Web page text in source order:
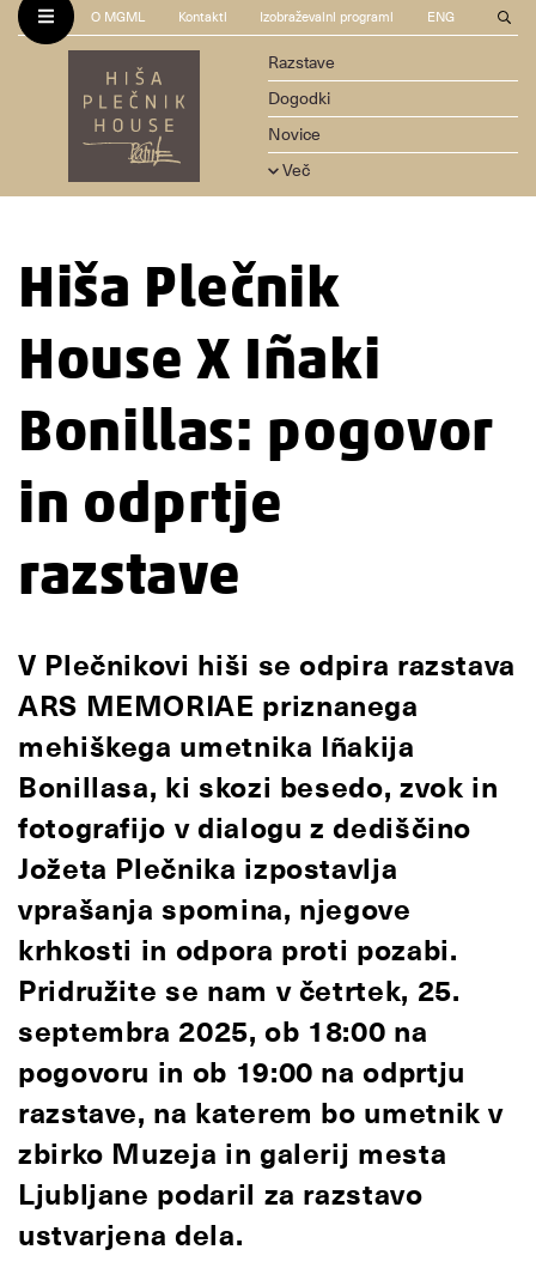
O MGML Kontakti Izobraževalni programi ENG
Razstave
Dogodki
Novice
Več
Hiša Plečnik
House X Iñaki
Bonillas: pogovor
in odprtje
razstave
V Plečnikovi hiši se odpira razstava
ARS MEMORIAE priznanega
mehiškega umetnika Iñakija
Bonillasa, ki skozi besedo, zvok in
fotografijo v dialogu z dediščino
Jožeta Plečnika izpostavlja
vprašanja spomina, njegove
krhkosti in odpora proti pozabi.
Pridružite se nam v četrtek, 25.
septembra 2025, ob 18:00 na
pogovoru in ob 19:00 na odprtju
razstave, na katerem bo umetnik v
zbirko Muzeja in galerij mesta
Ljubljane podaril za razstavo
ustvarjena dela.